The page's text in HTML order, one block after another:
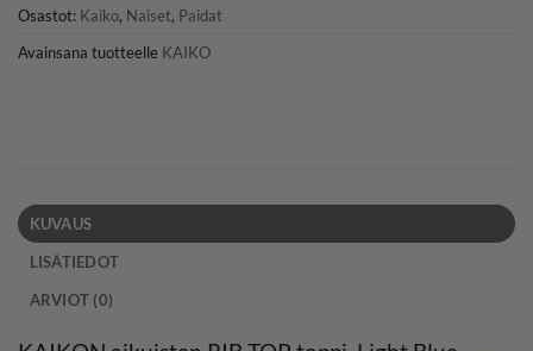
Osastot: Kaiko, Naiset, Paidat
Avainsana tuotteelle KAIKO
KUVAUS
LISÄTIEDOT
ARVIOT (0)